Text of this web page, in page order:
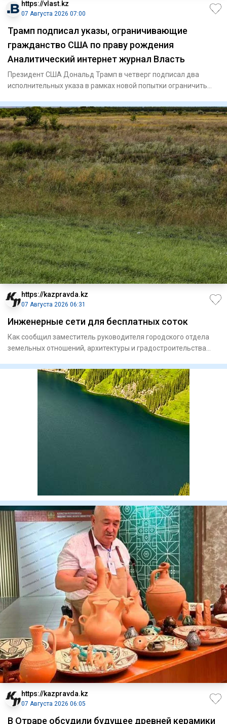
https://vlast.kz
07 Августа 2026 07:00
Трамп подписал указы, ограничивающие
гражданство США по праву рождения
Аналитический интернет журнал Власть
Президент США Дональд Трамп в четверг подписал два
исполнительных указа в рамках новой попытки ограничить
https://kazpravda.kz
07 Августа 2026 06:31
Инженерные сети для бесплатных соток
Как сообщил заместитель руководителя городского отдела
земельных отношений, архитектуры и градостроительства
https://kazpravda.kz
07 Августа 2026 06:05
В Отраре обсудили будущее древней керамики